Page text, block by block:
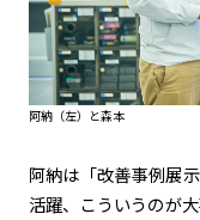
阿納（左）と森本
阿納は「改善事例展
活躍、こういうのが